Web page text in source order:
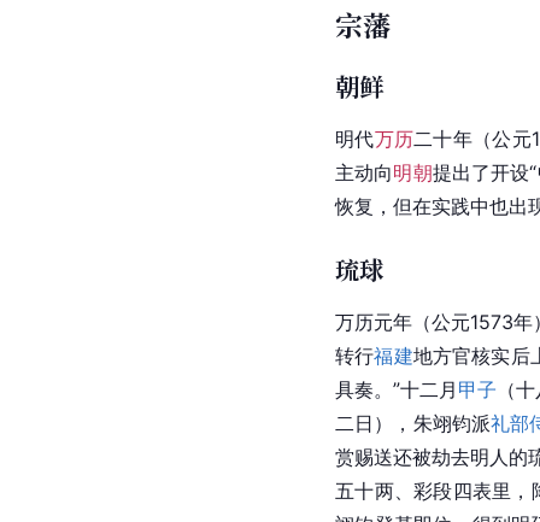
宗藩
朝鲜
明代万历二十年（公元
主动向明朝提出了开设
恢复，但在实践中也出
琉球
万历元年（公元1573年
转行福建地方官核实后
具奏。”十二月 甲子 （
二日），朱翊钧派礼部
赏赐送还被劫去明人的
五十两、彩段四表里，